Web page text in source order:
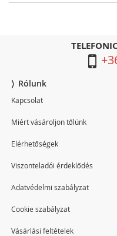
Rólunk
Kapcsolat
Miért vásároljon tőlünk
Elérhetőségek
Viszonteladói érdeklődés
Adatvédelmi szabályzat
Cookie szabályzat
Vásárlási feltételek